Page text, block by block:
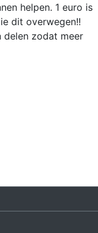
helpen. 1 euro is
dit overwegen!!
delen zodat meer